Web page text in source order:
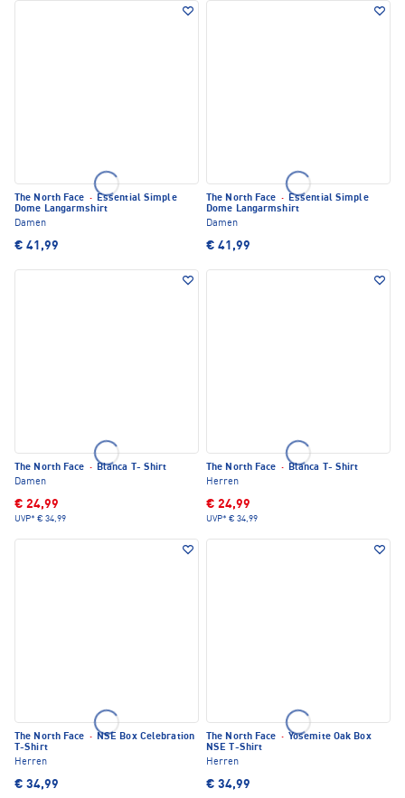
The North Face · Essential Simple
Dome Langarmshirt
Damen
€ 41,99
The North Face · Essential Simple
Dome Langarmshirt
Damen
€ 41,99
The North Face · Blanca T- Shirt
Damen
€ 24,99
UVP* € 34,99
The North Face · Blanca T- Shirt
Herren
€ 24,99
UVP* € 34,99
The North Face · NSE Box Celebration
T-Shirt
Herren
€ 34,99
The North Face · Yosemite Oak Box
NSE T-Shirt
Herren
€ 34,99